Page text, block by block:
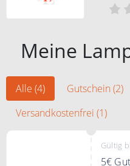
Meine
Alle (4) Gutschein (2)
Versandkostenfrei (1)
Gültig
5€